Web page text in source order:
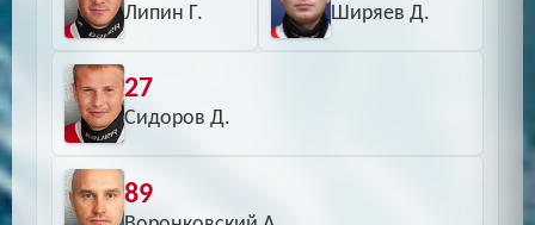
Липин Г. Ширяев Д.
27
Сидоров Д.
89